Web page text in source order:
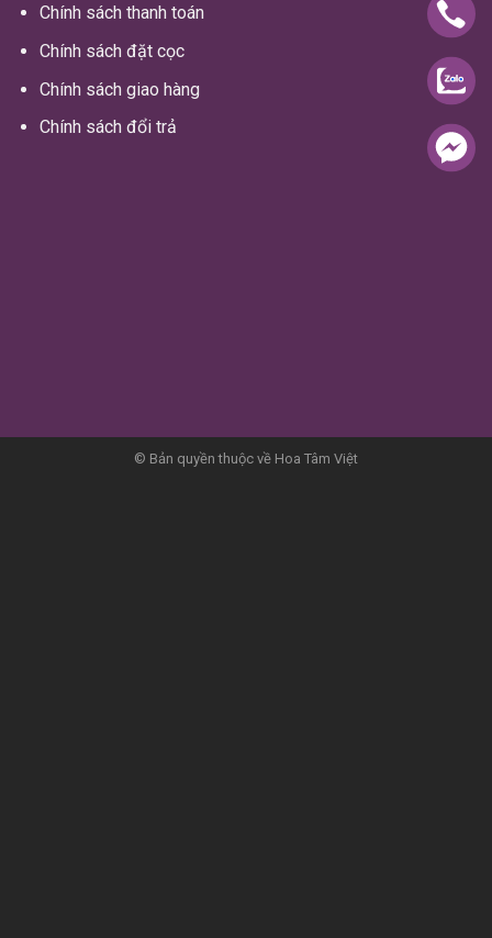
Chính sách thanh toán
Chính sách đặt cọc
Chính sách giao hàng
Chính sách đổi trả
© Bản quyền thuộc về Hoa Tâm Việt